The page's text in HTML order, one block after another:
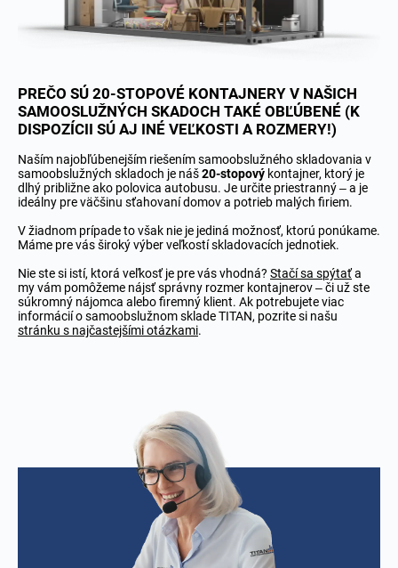
PREČO SÚ 20-STOPOVÉ KONTAJNERY V NAŠICH
SAMOOSLUŽNÝCH SKADOCH TAKÉ OBĽÚBENÉ (K
DISPOZÍCII SÚ AJ INÉ VEĽKOSTI A ROZMERY!)
Naším najobľúbenejším riešením samoobslužného skladovania v
samoobslužných skladoch je náš20-stopový kontajner, ktorý je
dlhý približne ako polovica autobusu. Je určite priestranný – a je
ideálny pre väčšinu sťahovaní domov a potrieb malých firiem.
V žiadnom prípade to však nie je jediná možnosť, ktorú ponúkame.
Máme pre vás široký výber veľkostí skladovacích jednotiek.
Nie ste si istí, ktorá veľkosť je pre vás vhodná? Stačí sa spýtaťa
my vám pomôžeme nájsť správny rozmer kontajnerov – či už ste
súkromný nájomca alebo firemný klient. Ak potrebujete viac
informácií o samoobslužnom sklade TITAN, pozrite si našu
stránku s najčastejšími otázkami.